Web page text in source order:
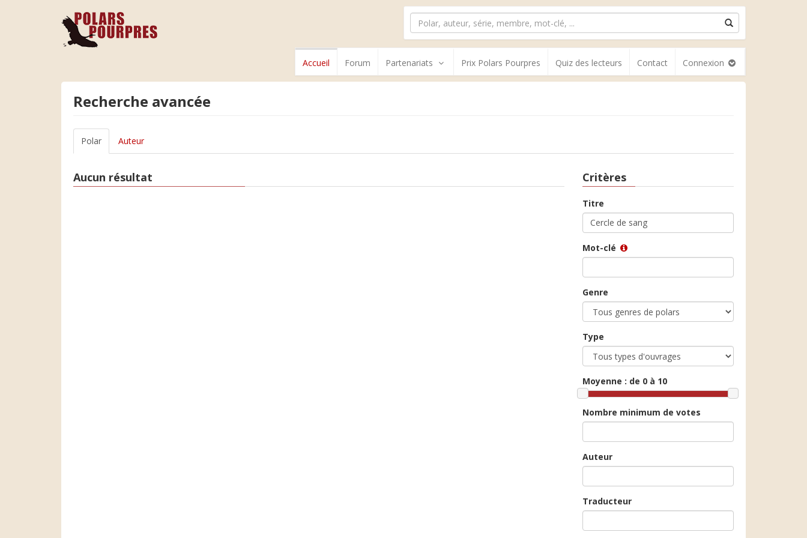
Accueil Forum Partenariats Prix Polars Pourpres Quiz des lecteurs Contact Connexion
Recherche avancée
Polar Auteur
Aucun résultat Critères
Titre
Mot-clé
Genre
Type
Moyenne : de 0 à 10
Nombre minimum de votes
Auteur
Traducteur